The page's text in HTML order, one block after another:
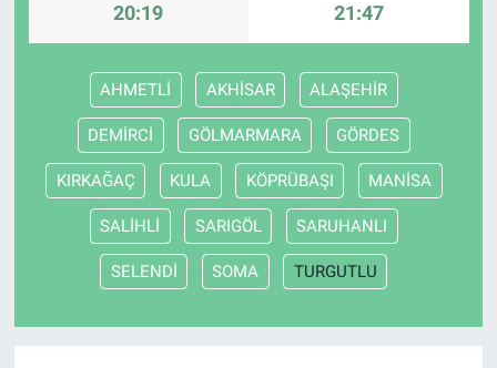
20:19 21:47
AHMETLİ AKHİSAR ALAŞEHİR
DEMİRCİ GÖLMARMARA GÖRDES
KIRKAĞAÇ KULA KÖPRÜBAŞI MANİSA
SALİHLİ SARIGÖL SARUHANLI
SELENDİ SOMA TURGUTLU